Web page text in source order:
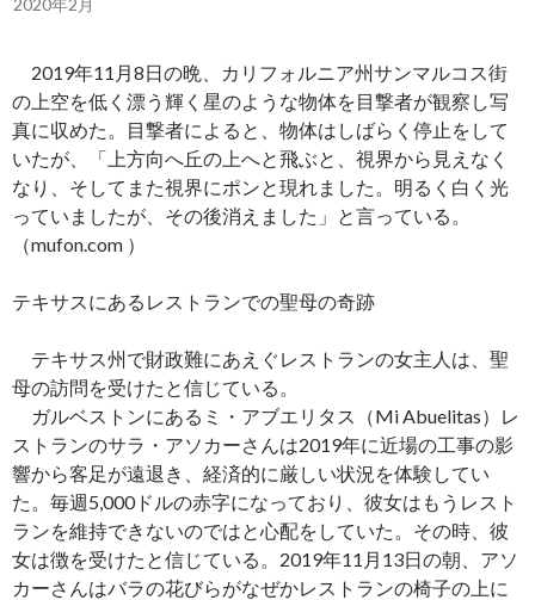
2020年2月
2019年11月8日の晩、カリフォルニア州サンマルコス街
の上空を低く漂う輝く星のような物体を目撃者が観察し写
真に収めた。目撃者によると、物体はしばらく停止をして
いたが、「上方向へ丘の上へと飛ぶと、視界から見えなく
なり、そしてまた視界にポンと現れました。明るく白く光
っていましたが、その後消えました」と言っている。
（mufon.com ）
テキサスにあるレストランでの聖母の奇跡
テキサス州で財政難にあえぐレストランの女主人は、聖
母の訪問を受けたと信じている。
ガルベストンにあるミ・アブエリタス（Mi Abuelitas）レ
ストランのサラ・アソカーさんは2019年に近場の工事の影
響から客足が遠退き、経済的に厳しい状況を体験してい
た。毎週5,000ドルの赤字になっており、彼女はもうレスト
ランを維持できないのではと心配をしていた。その時、彼
女は徴を受けたと信じている。2019年11月13日の朝、アソ
カーさんはバラの花びらがなぜかレストランの椅子の上に